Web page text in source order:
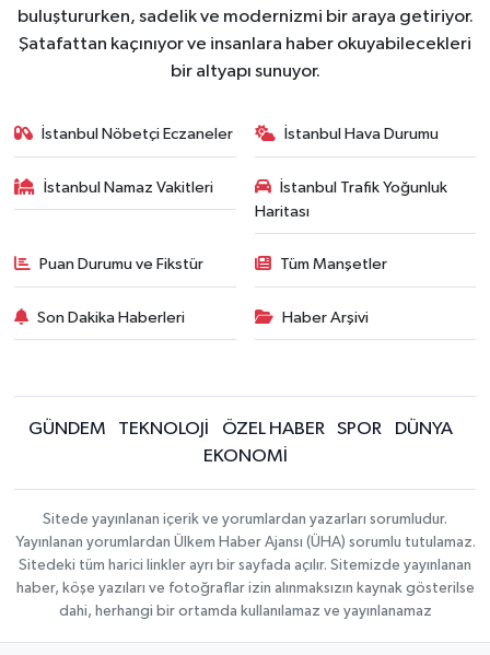
buluştururken, sadelik ve modernizmi bir araya getiriyor.
Şatafattan kaçınıyor ve insanlara haber okuyabilecekleri
bir altyapı sunuyor.
İstanbul Nöbetçi Eczaneler İstanbul Hava Durumu
İstanbul Namaz Vakitleri
İstanbul Trafik Yoğunluk
Haritası
Puan Durumu ve Fikstür Tüm Manşetler
Son Dakika Haberleri Haber Arşivi
GÜNDEM TEKNOLOJİ ÖZEL HABER SPOR
DÜNYA
EKONOMİ
Sitede yayınlanan içerik ve yorumlardan yazarları sorumludur.
Yayınlanan yorumlardan Ülkem Haber Ajansı (ÜHA) sorumlu tutulamaz.
Sitedeki tüm harici linkler ayrı bir sayfada açılır. Sitemizde yayınlanan
haber, köşe yazıları ve fotoğraflar izin alınmaksızın kaynak gösterilse
dahi, herhangi bir ortamda kullanılamaz ve yayınlanamaz